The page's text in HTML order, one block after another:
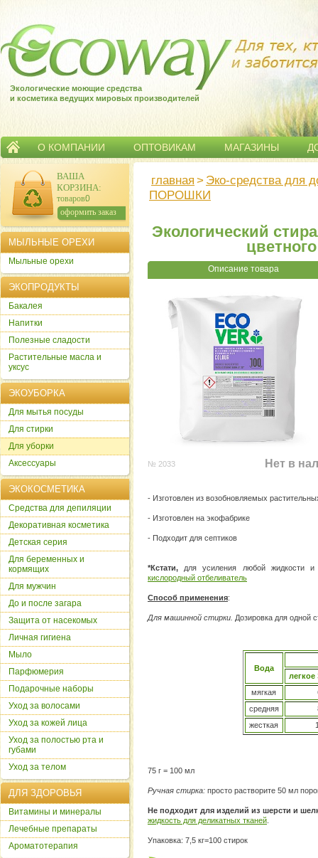
Экологические моющие средства
и косметика ведущих мировых производителей
О КОМПАНИИ ОПТОВИКАМ МАГАЗИНЫ
главная > Эко-средства для
ПОРОШКИ
Экологический
Описание товара
№ 2033 Нет в
- Изготовлен из возобновляемых
- Изготовлен на экофабрике
- Подходит для септиков
*Кстати, для усиления любой жидкости
кислородный отбеливатель
Способ применения:
Для машинной стирки. Дозировка для одной
Вода
легкое
мягкая
средняя
жесткая
75 г = 100 мл
Ручная стирка: просто растворите 50 мл
Не подходит для изделий из шерсти и
жидкость для деликатных тканей
Упаковка: 7,5 кг=100 стирок
ВАША
КОРЗИНА:
товаров:0
сумма: 0р.
оформить заказ
МЫЛЬНЫЕ ОРЕХИ
Мыльные орехи
ЭКОПРОДУКТЫ
Бакалея
Напитки
Полезные сладости
Растительные масла и
уксус
ЭКОУБОРКА
Для мытья посуды
Для стирки
Для уборки
Аксессуары
ЭКОКОСМЕТИКА
Cредства для депиляции
Декоративная косметика
Детская серия
Для беременных и
кормящих
Для мужчин
До и после загара
Защита от насекомых
Личная гигиена
Мыло
Парфюмерия
Подарочные наборы
Уход за волосами
Уход за кожей лица
Уход за полостью рта и
губами
Уход за телом
ДЛЯ ЗДОРОВЬЯ
Витамины и минералы
Лечебные препараты
Ароматотерапия